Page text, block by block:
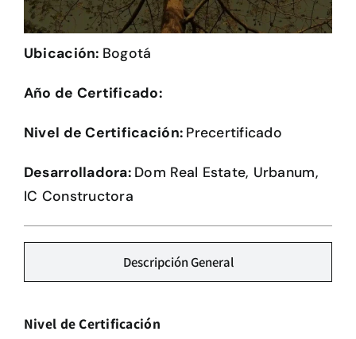
Herramientas
Credenciales
Ubicación: Bogotá
Año de Certificado:
Nivel de Certificación: Precertificado
Desarrolladora: Dom Real Estate, Urbanum,
IC Constructora
Descripción General
Nivel de Certificación